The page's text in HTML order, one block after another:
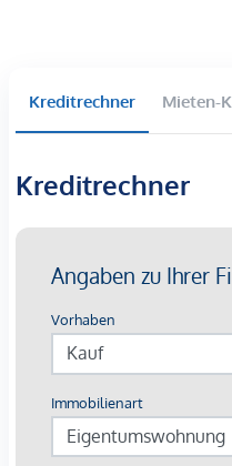
Straßenbahnlinie: 18
dem zu vermittelnden
Infrastruktur /
Gesundheit
Arzt <250m
Apotheke <500m
Klinik <500m
Kreditrechner Mieten-
Kreditrechner